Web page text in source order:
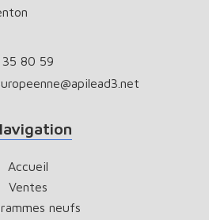
80 59
Accueil
Ventes
neufs